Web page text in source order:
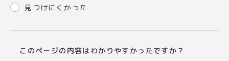
見つけにくかった
このページの内容はわかりやすかったですか？